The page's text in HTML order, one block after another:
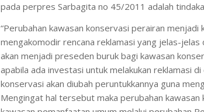
pada perpres Sarbagita no 45/2011 adalah
“Perubahan kawasan konservasi perairan
mengakomodir rencana reklamasi yang jelas-jelas
akan menjadi preseden buruk bagi kawasan
apabila ada investasi untuk melakukan reklamasi
konservasi akan diubah peruntukkannya guna
Mengingat hal tersebut maka perubahan